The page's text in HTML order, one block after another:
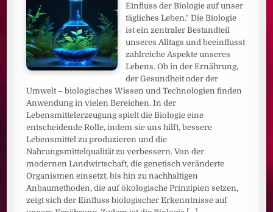
Einfluss der Biologie auf unser
tägliches Leben." Die Biologie
ist ein zentraler Bestandteil
unseres Alltags und beeinflusst
zahlreiche Aspekte unseres
Lebens. Ob in der Ernährung,
der Gesundheit oder der
Umwelt – biologisches Wissen und Technologien finden
Anwendung in vielen Bereichen. In der
Lebensmittelerzeugung spielt die Biologie eine
entscheidende Rolle, indem sie uns hilft, bessere
Lebensmittel zu produzieren und die
Nahrungsmittelqualität zu verbessern. Von der
modernen Landwirtschaft, die genetisch veränderte
Organismen einsetzt, bis hin zu nachhaltigen
Anbaumethoden, die auf ökologische Prinzipien setzen,
zeigt sich der Einfluss biologischer Erkenntnisse auf